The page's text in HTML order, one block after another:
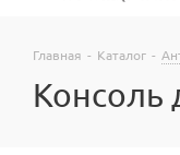
Главная - Каталог -
Консоль